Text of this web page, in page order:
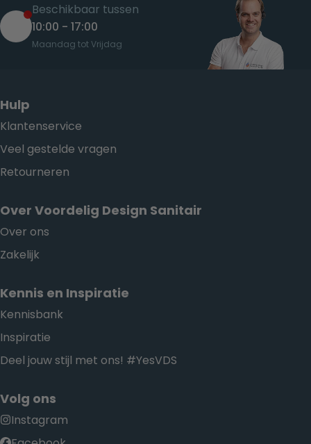
Beschikbaar tussen
10:00 - 17:00
Maandag tot Vrijdag
Hulp
Klantenservice
Veel gestelde vragen
Retourneren
Over Voordelig Design Sanitair
Over ons
Zakelijk
Kennis en Inspiratie
Kennisbank
Inspiratie
Deel jouw stijl met ons! #YesVDS
Volg ons
Instagram